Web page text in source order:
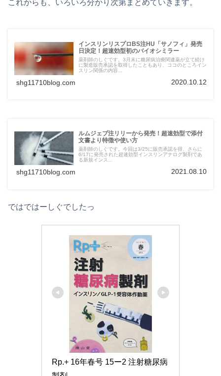
これからも、いろいろ分かり次第まとめていきます。
インスリンリスプロBS注HU「サノフィ」発売
日決定！超速効型初のバイオシミラー
薬剤師のしぐです。3月末に糖尿病治療関連薬が立て続け
に製造販売承認を取得したこともあり、ココのところイン
スリン関係の内容...
shg11710blog.com 2020.10.12
ルムジェブ注リリーから発売！超速効型で添付
文書より特徴や使い方
薬剤師のしぐです。今回は3/25に販売承認を得、さらに
6/17に発売された超速効型インスリンアナログ製剤であ
る新規インス...
shg11710blog.com 2021.08.10
ではではーしぐでしたっ
Rp.+ 16年春号 15ー2 注射糖尿病